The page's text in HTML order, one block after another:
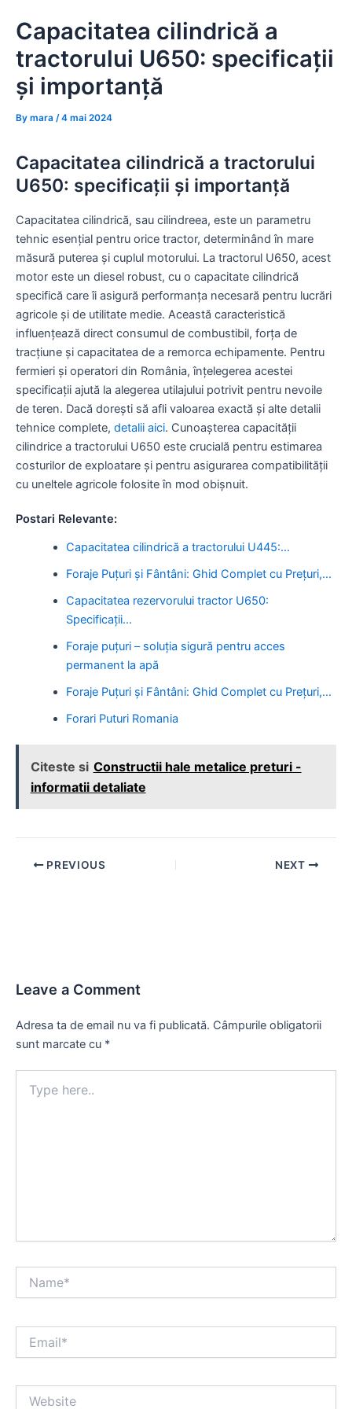
Capacitatea cilindrică a
tractorului U650: specificații
și importanță
By mara /4 mai 2024
Capacitatea cilindrică a tractorului
U650: specificații și importanță
Capacitatea cilindrică, sau cilindreea, este un parametru
tehnic esențial pentru orice tractor, determinând în mare
măsură puterea și cuplul motorului. La tractorul U650, acest
motor este un diesel robust, cu o capacitate cilindrică
specifică care îi asigură performanța necesară pentru lucrări
agricole și de utilitate medie. Această caracteristică
influențează direct consumul de combustibil, forța de
tracțiune și capacitatea de a remorca echipamente. Pentru
fermieri și operatori din România, înțelegerea acestei
specificații ajută la alegerea utilajului potrivit pentru nevoile
de teren. Dacă dorești să afli valoarea exactă și alte detalii
tehnice complete, detalii aici. Cunoașterea capacității
cilindrice a tractorului U650 este crucială pentru estimarea
costurilor de exploatare și pentru asigurarea compatibilității
cu uneltele agricole folosite în mod obișnuit.
Postari Relevante:
Capacitatea cilindrică a tractorului U445:…
Foraje Puțuri și Fântâni: Ghid Complet cu Prețuri,…
Capacitatea rezervorului tractor U650:
Specificații…
Foraje puțuri – soluția sigură pentru acces
permanent la apă
Foraje Puțuri și Fântâni: Ghid Complet cu Prețuri,…
Forari Puturi Romania
Citeste si Constructii hale metalice preturi -
informatii detaliate
Post PREVIOUS NEXT
Leave a Comment
Adresa ta de email nu va fi publicată. Câmpurile obligatorii
sunt marcate cu *
here..